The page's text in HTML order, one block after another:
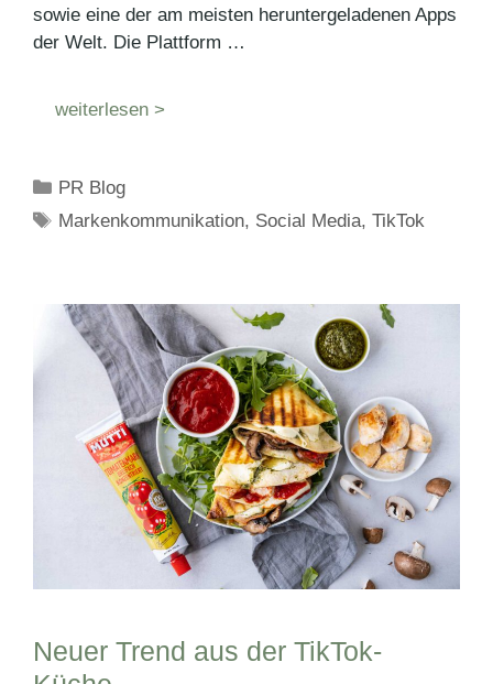
sowie eine der am meisten heruntergeladenen Apps
der Welt. Die Plattform …
weiterlesen >
Kategorien
PR Blog
Schlagwörter
Markenkommunikation, Social Media,TikTok
Neuer Trend aus der TikTok-